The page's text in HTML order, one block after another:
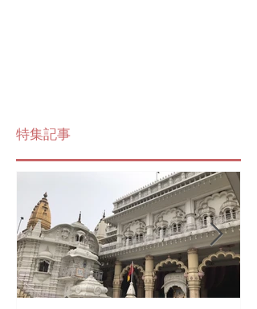
特集記事